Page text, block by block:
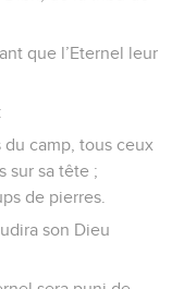
vous
vendre une
parent aura
pour